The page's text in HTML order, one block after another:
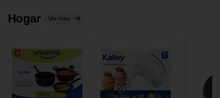
Hogar Ver más